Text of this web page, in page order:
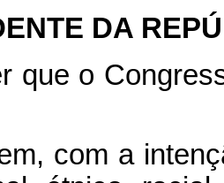
DA
que o
com a